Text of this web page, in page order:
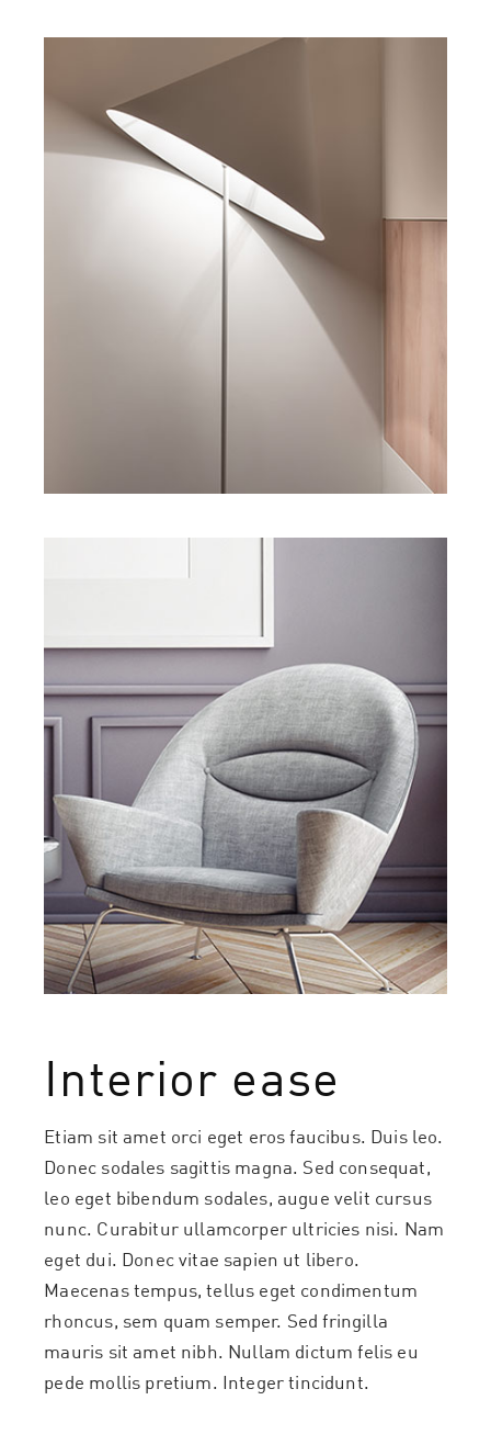
Interior ease
Etiam sit amet orci eget eros faucibus. Duis leo.
Donec sodales sagittis magna. Sed consequat,
leo eget bibendum sodales, augue velit cursus
nunc. Curabitur ullamcorper ultricies nisi. Nam
eget dui. Donec vitae sapien ut libero.
Maecenas tempus, tellus eget condimentum
rhoncus, sem quam semper. Sed fringilla
mauris sit amet nibh. Nullam dictum felis eu
pede mollis pretium. Integer tincidunt.